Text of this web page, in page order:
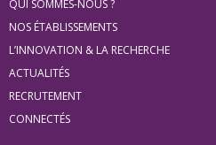
pour
les
minis
site
QUI SOMMES-NOUS ?
NOS ÉTABLISSEMENTS
L’INNOVATION & LA RECHERCHE
ACTUALITÉS
RECRUTEMENT
CONNECTÉS